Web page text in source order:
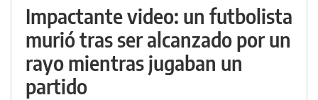
Impactante video: un futbolista
murió tras ser alcanzado por un
rayo mientras jugaban un
partido